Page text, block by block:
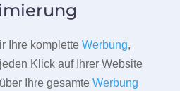
Ihre komplette Werbung,
Klick auf Ihrer Website
Ihre gesamte Werbung